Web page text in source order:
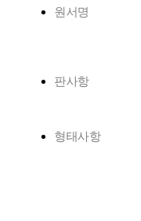
원서명
판사항
형태사항